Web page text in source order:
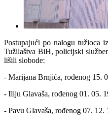
Postupajući po nalogu tužioca
Tužilaštva BiH, policijski
lišili slobode:
- Marijana Brnjića, rođenog 15.
- Iliju Glavaša, rođenog 01. 05.
- Pavu Glavaša, rođenog 07.